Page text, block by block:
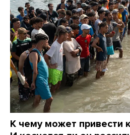
К чему может привести